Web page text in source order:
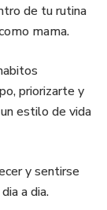
de tu rutina
mama.
priorizarte y
estilo de vida
y sentirse
a dia.